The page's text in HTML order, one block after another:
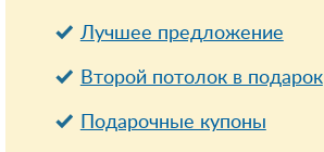
Лучшее предложение
Второй потолок в подарок
Подарочные купоны